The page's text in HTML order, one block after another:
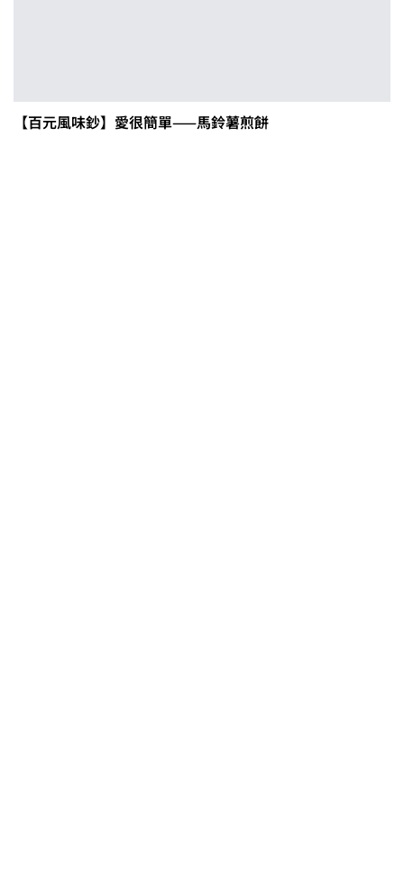
【百元風味鈔】愛很簡單——馬鈴薯煎餅